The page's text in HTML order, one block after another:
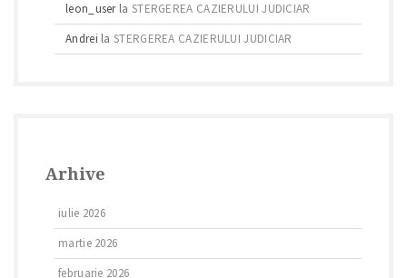
leon_userla STERGEREA CAZIERULUI JUDICIAR
Andrei laSTERGEREA CAZIERULUI JUDICIAR
Arhive
iulie 2026
martie 2026
februarie 2026